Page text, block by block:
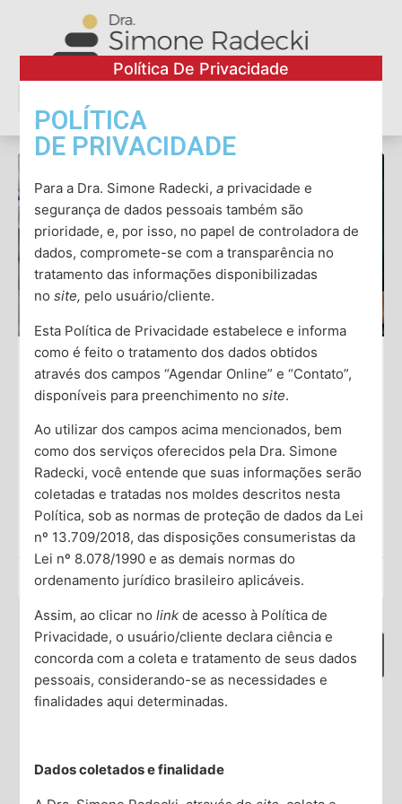
Como agem os medicamentos para
a depressão?
A depressão é um transtorno de saúde mental que
afeta milhões de pessoas em todo o mundo,
interferindo na forma como elas pensam, sentem e
Saiba Mais →
Dra. Simone Radecki
O que deseja encontrar?
Política De Privacidade
POLÍTICA
DE PRIVACIDADE
Para a Dra. Simone Radecki,a privacidade e
segurança de dados pessoais também são
prioridade, e, por isso, no papel de controladora de
dados, compromete-se com a transparência no
tratamento das informações disponibilizadas
nosite, pelo usuário/cliente.
Esta Política de Privacidade estabelece e informa
como é feito o tratamento dos dados obtidos
através dos campos “Agendar Online” e “Contato”,
disponíveis para preenchimento nosite.
Ao utilizar dos campos acima mencionados, bem
como dos serviços oferecidos pela Dra. Simone
Radecki, você entende que suas informações serão
coletadas e tratadas nos moldes descritos nesta
Política, sob as normas de proteção de dados da Lei
nº 13.709/2018, das disposições consumeristas da
Lei nº 8.078/1990 e as demais normas do
ordenamento jurídico brasileiro aplicáveis.
Assim, ao clicar nolinkde acesso à Política de
Privacidade, o usuário/cliente declara ciência e
concorda com a coleta e tratamento de seus dados
pessoais, considerando-se as necessidades e
finalidades aqui determinadas.
Dados coletados e finalidade